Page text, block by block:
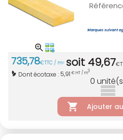
735,78€TTC / m3 soit 49,67€
Dont écotaxe : 5,91 € HT / m3
0
Ajouter